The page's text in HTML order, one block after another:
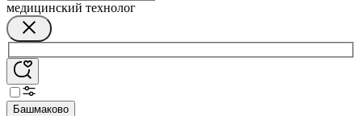
медицинский технолог
Башмаково